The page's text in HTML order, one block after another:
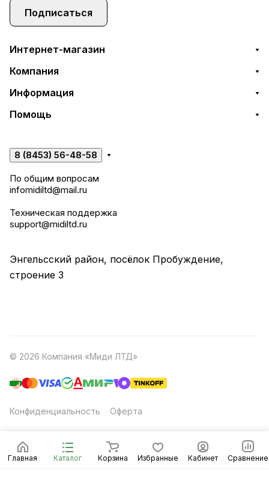
Главная Каталог Корзина Избранные Кабинет Сравнение
Подписаться
Интернет-магазин
Компания
Информация
Помощь
8 (8453) 56-48-58
По общим вопросам
infomidiltd@mail.ru
Техническая поддержка
support@midiltd.ru
Энгельсский район, посёлок Пробуждение,
строение 3
© 2026 Компания «Миди ЛТД»
Конфиденциальность Оферта